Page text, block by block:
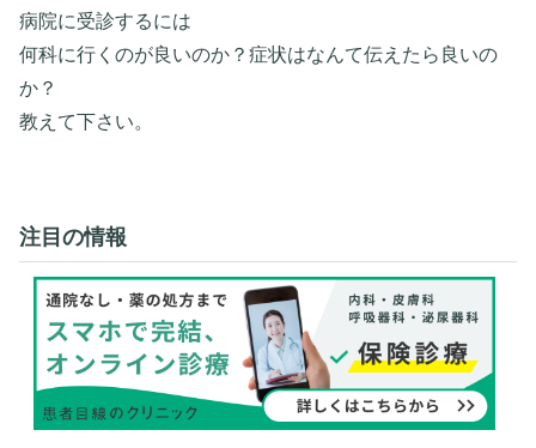
病院に受診するには
何科に行くのが良いのか？症状はなんて伝えたら良いの
か？
教えて下さい。
注目の情報